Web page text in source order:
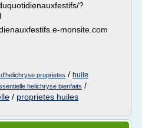
?
monsite.com
proprietes / huile
helichryse bienfaits /
/ proprietes huiles